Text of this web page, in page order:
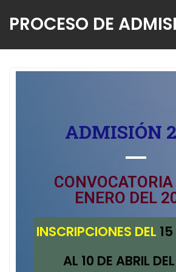
PROCESO DE
ADMISIÓN
ENERO DEL
INSCRIPCIONES DEL 15
AL 10 DE ABRIL